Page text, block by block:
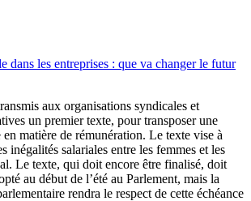
dans les entreprises : que va changer le futur
aux organisations syndicales et
un premier texte, pour transposer une
matière de rémunération. Le texte vise à
inégalités salariales entre les femmes et les
Le texte, qui doit encore être finalisé, doit
au début de l’été au Parlement, mais la
rendra le respect de cette échéance